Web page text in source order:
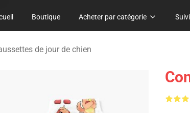
Boutique Acheter par catégorie
de jour de chien